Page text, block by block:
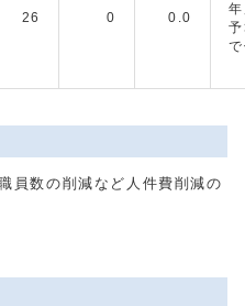
26 0 0.0
員数の削減など人件費削減の